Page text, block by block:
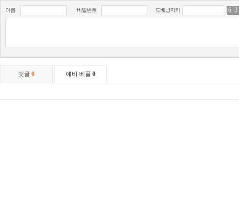
이름 비밀번호 도배방지키 6 3
댓글 0 예비 베플 0